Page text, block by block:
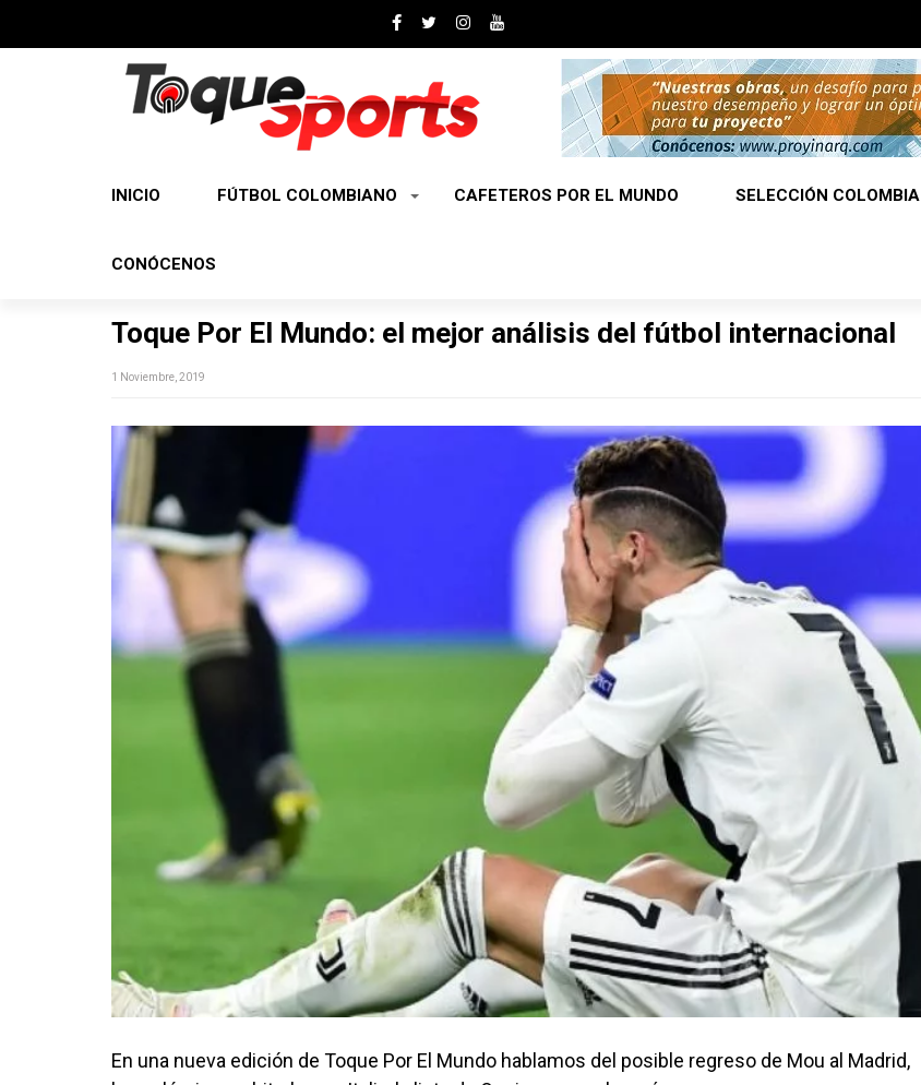
INICIO FÚTBOL COLOMBIANO CAFETEROS POR EL MUNDO SELECCIÓN COLOMBIA
CONÓCENOS
Toque Por El Mundo: el mejor análisis del fútbol internacional
1 Noviembre, 2019
En una nueva edición de Toque Por El Mundo hablamos del posible regreso de Mou al Madrid,